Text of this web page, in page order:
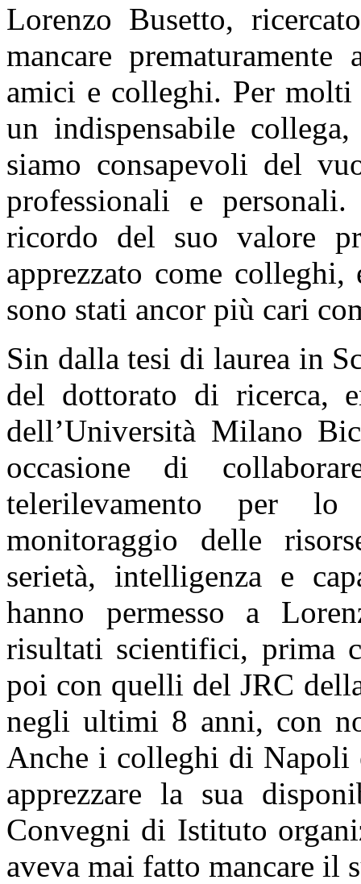
Lorenzo Busetto,
mancare
amici e colleghi. Per
un indispensabile
siamo consapevoli del
professionali e
ricordo del suo valore
apprezzato come
sono stati ancor più cari
Sin dalla tesi di laurea in
del dottorato di ricerca,
dell’Università Milano
occasione di
telerilevamento per
monitoraggio delle
serietà, intelligenza e
hanno permesso a
risultati scientifici, prima
poi con quelli del JRC
negli ultimi 8 anni, con
Anche i colleghi di Napoli
apprezzare la sua
Convegni di Istituto
aveva mai fatto mancare il